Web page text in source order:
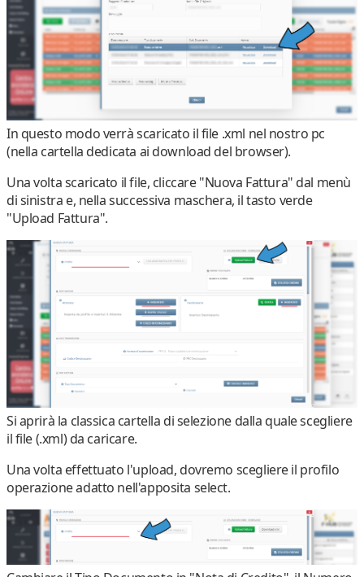
In questo modo verràscaricato il file .xml nel nostro pc
(nella cartella dedicata ai download del browser).
Una volta scaricato il file, cliccare "Nuova Fattura" dal menù
di sinistra e, nella successiva maschera, il tasto verde
"Upload Fattura".
Si aprirà la classica cartella di selezione dalla quale scegliere
il file (.xml) da caricare.
Una volta effettuato l'upload, dovremo scegliere il profilo
operazioneadatto nell'apposita select.